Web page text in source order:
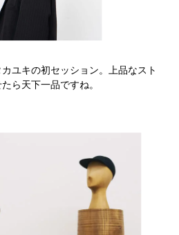
ユキの初セッション。上品なスト
ら天下一品ですね。